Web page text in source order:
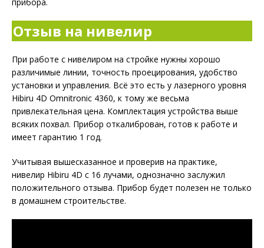
Отзыв на нивелир
При работе с нивелиром на стройке нужны хорошо
различимые линии, точность проецирования, удобство
установки и управления. Всё это есть у лазерного уровня
Hibiru 4D Omnitronic 4360, к тому же весьма
привлекательная цена. Комплектация устройства выше
всяких похвал. Прибор откалиброван, готов к работе и
имеет гарантию 1 год.
Учитывая вышесказанное и проверив на практике,
нивелир Hibiru 4D с 16 лучами, однозначно заслужил
положительного отзыва. Прибор будет полезен не только
в домашнем строительстве.